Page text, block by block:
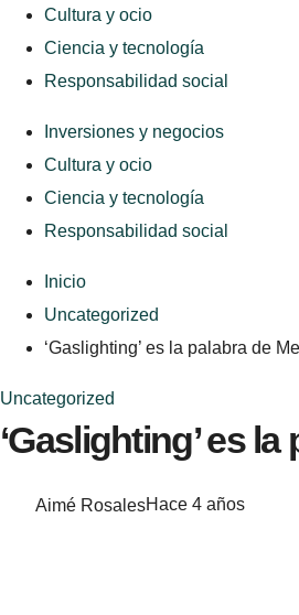
Cultura y ocio
Ciencia y tecnología
Responsabilidad social
Inversiones y negocios
Cultura y ocio
Ciencia y tecnología
Responsabilidad social
Inicio
Uncategorized
‘Gaslighting’ es la palabra de
Uncategorized
‘Gaslighting’ es
Aimé RosalesHace 4 años